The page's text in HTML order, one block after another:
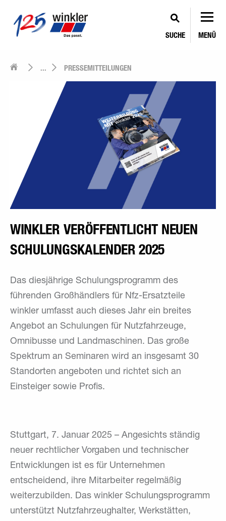
SUCHE MENÜ
... PRESSEMITTEILUNGEN
WINKLER VERÖFFENTLICHT NEUEN
SCHULUNGSKALENDER 2025
Das diesjährige Schulungsprogramm des
führenden Großhändlers für Nfz-Ersatzteile
winkler umfasst auch dieses Jahr ein breites
Angebot an Schulungen für Nutzfahrzeuge,
Omnibusse und Landmaschinen. Das große
Spektrum an Seminaren wird an insgesamt 30
Standorten angeboten und richtet sich an
Einsteiger sowie Profis.
Stuttgart, 7. Januar 2025 – Angesichts ständig
neuer rechtlicher Vorgaben und technischer
Entwicklungen ist es für Unternehmen
entscheidend, ihre Mitarbeiter regelmäßig
weiterzubilden. Das winkler Schulungsprogramm
unterstützt Nutzfahrzeughalter, Werkstätten,